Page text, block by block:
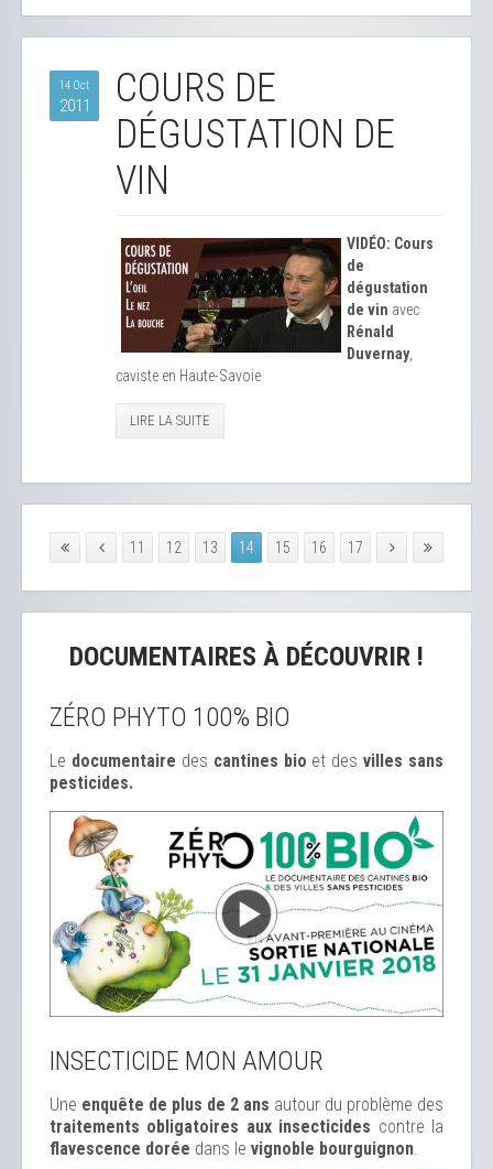
14 Oct
2011
COURS DE
DÉGUSTATION DE
VIN
VIDÉO: Cours
de
dégustation
de vin avec
Rénald
Duvernay,
caviste en Haute-Savoie
LIRE LA SUITE
11 12 13 14 15 16 17
DOCUMENTAIRES À DÉCOUVRIR !
ZÉRO PHYTO 100% BIO
Le documentaire des cantines bio et desvilles sans
pesticides.
INSECTICIDE MON AMOUR
Une enquête de plus de 2 ans autour du problème des
traitements obligatoires aux insecticides contre la
flavescence dorée dans le vignoble bourguignon.